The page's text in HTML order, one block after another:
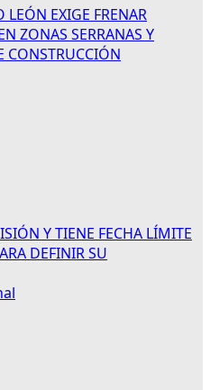
EXIGE FRENAR
ZONAS SERRANAS Y
CONSTRUCCIÓN
Y TIENE FECHA LÍMITE
DEFINIR SU